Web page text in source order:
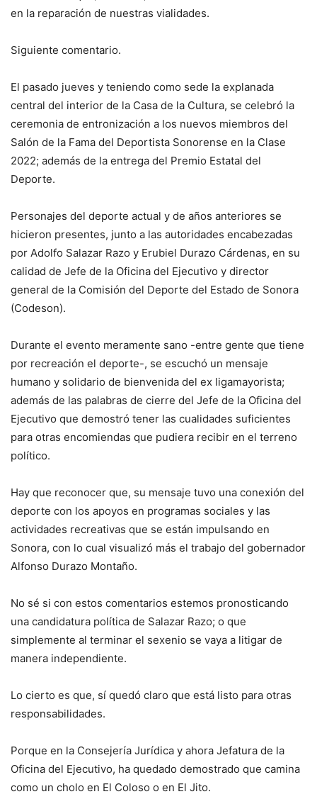
en la reparación de nuestras vialidades.
Siguiente comentario.
El pasado jueves y teniendo como sede la explanada
central del interior de la Casa de la Cultura, se celebró la
ceremonia de entronización a los nuevos miembros del
Salón de la Fama del Deportista Sonorense en la Clase
2022; además de la entrega del Premio Estatal del
Deporte.
Personajes del deporte actual y de años anteriores se
hicieron presentes, junto a las autoridades encabezadas
por Adolfo Salazar Razo y Erubiel Durazo Cárdenas, en su
calidad de Jefe de la Oficina del Ejecutivo y director
general de la Comisión del Deporte del Estado de Sonora
(Codeson).
Durante el evento meramente sano -entre gente que tiene
por recreación el deporte-, se escuchó un mensaje
humano y solidario de bienvenida del ex ligamayorista;
además de las palabras de cierre del Jefe de la Oficina del
Ejecutivo que demostró tener las cualidades suficientes
para otras encomiendas que pudiera recibir en el terreno
político.
Hay que reconocer que, su mensaje tuvo una conexión del
deporte con los apoyos en programas sociales y las
actividades recreativas que se están impulsando en
Sonora, con lo cual visualizó más el trabajo del gobernador
Alfonso Durazo Montaño.
No sé si con estos comentarios estemos pronosticando
una candidatura política de Salazar Razo; o que
simplemente al terminar el sexenio se vaya a litigar de
manera independiente.
Lo cierto es que, sí quedó claro que está listo para otras
responsabilidades.
Porque en la Consejería Jurídica y ahora Jefatura de la
Oficina del Ejecutivo, ha quedado demostrado que camina
como un cholo en El Coloso o en El Jito.